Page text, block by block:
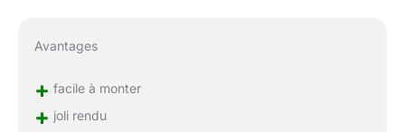
Avantages
+ facile à monter
+ joli rendu